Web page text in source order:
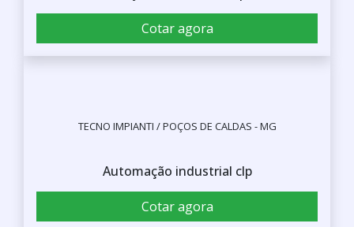
Cotar agora
TECNO IMPIANTI / POÇOS DE CALDAS - MG
Automação industrial clp
Cotar agora